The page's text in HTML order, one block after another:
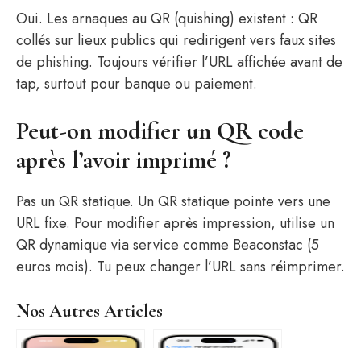
Oui. Les arnaques au QR (quishing) existent : QR
collés sur lieux publics qui redirigent vers faux sites
de phishing. Toujours vérifier l’URL affichée avant de
tap, surtout pour banque ou paiement.
Peut-on modifier un QR code
après l’avoir imprimé ?
Pas un QR statique. Un QR statique pointe vers une
URL fixe. Pour modifier après impression, utilise un
QR dynamique via service comme Beaconstac (5
euros mois). Tu peux changer l’URL sans réimprimer.
Nos Autres Articles